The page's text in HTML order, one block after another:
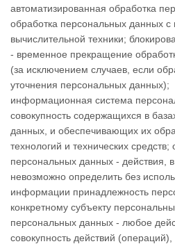
автоматизированная обработка
обработка персональных данных
вычислительной техники;
- временное прекращение
(за исключением случаев, если
уточнения персональных данных);
информационная система
совокупность содержащихся в
данных, и обеспечивающих их
технологий и технических средств;
персональных данных - действия, в
невозможно определить без
информации принадлежность
конкретному субъекту
персональных данных - любое
совокупность действий